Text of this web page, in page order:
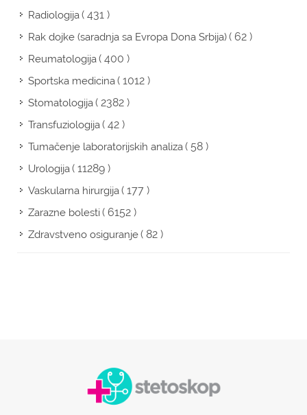
Radiologija( 431 )
Rak dojke (saradnja sa Evropa Dona Srbija)( 62 )
Reumatologija( 400 )
Sportska medicina( 1012 )
Stomatologija( 2382 )
Transfuziologija( 42 )
Tumačenje laboratorijskih analiza( 58 )
Urologija( 11289 )
Vaskularna hirurgija( 177 )
Zarazne bolesti( 6152 )
Zdravstveno osiguranje( 82 )